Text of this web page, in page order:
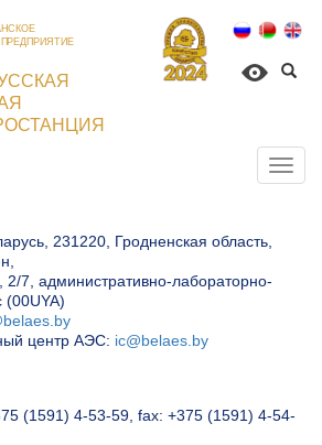
231220, Гродненская область,
2/7, административно-лабораторно-
(00UYA)
центр АЭС: ic@belaes.by
(1591) 4-53-59, fax: +375 (1591) 4-54-